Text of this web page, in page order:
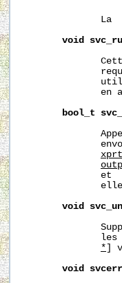
La
void
en
bool_t
xprt
              et
void
les
* ]
void